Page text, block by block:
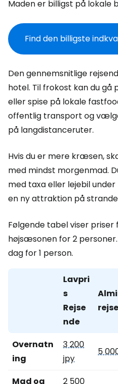
Maden er billigst på lokale
Find den billigste
Den gennemsnitlige
hotel. Til frokost kan du
eller spise på lokale
offentlig transport og
på langdistanceruter.
Hvis du er mere kræsen,
med mindst morgenmad.
med taxa eller lejebil
en ny attraktion på
Følgende tabel viser priser
højsæsonen for 2
dag for 1 person.
Lavpri
s
Rejse
nde
Overnatn
ing
3 200
jpy
5
Mad og 2 500